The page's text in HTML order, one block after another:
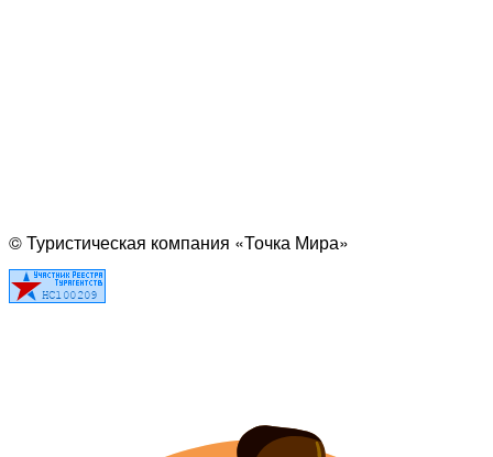
© Туристическая компания «Точка Мира»